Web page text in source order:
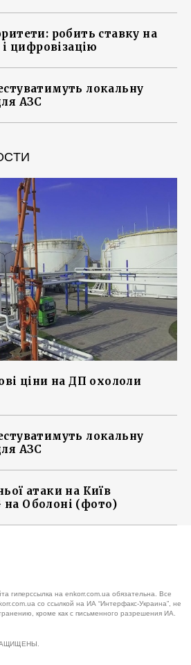
робить ставку на
і цифровізацію
локальну
АЗС
ціни на ДП охололи
локальну
АЗС
атаки на Київ
на Оболоні (фото)
гиперссылка на enkorr.com.ua обязательна. Все
со ссылкой на ИА “Интерфакс-Украина”, не
кроме как с письменного разрешения ИА.